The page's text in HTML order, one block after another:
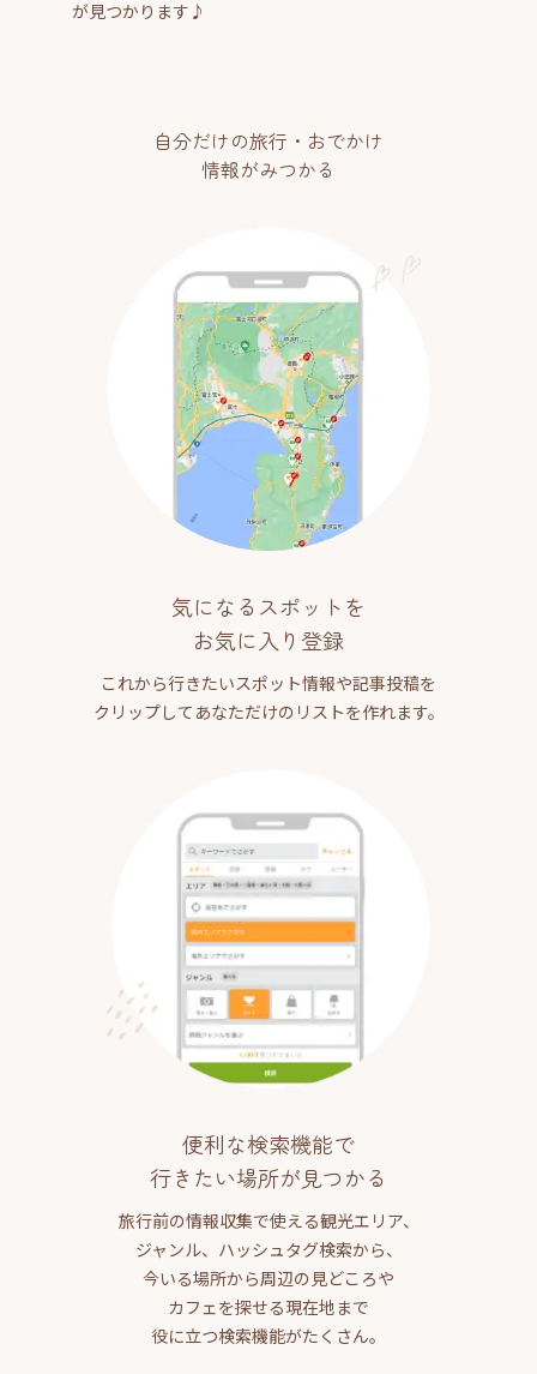
が見つかります♪
自分だけの旅行・おでかけ
情報がみつかる
気になるスポットを
お気に入り登録
これから行きたいスポット情報や記事投稿を
クリップしてあなただけのリストを作れます。
便利な検索機能で
行きたい場所が見つかる
旅行前の情報収集で使える観光エリア、
ジャンル、ハッシュタグ検索から、
今いる場所から周辺の見どころや
カフェを探せる現在地まで
役に立つ検索機能がたくさん。